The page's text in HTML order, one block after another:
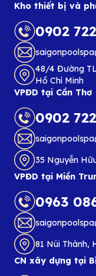
Kho thiết bị và
0902
48/4 Đường
Hồ Chí Minh
VPĐD tại Cần Thơ
0902
35 Nguyễn
VPĐD tại Miền
0963
81 Núi Thành,
CN xây dựng tại